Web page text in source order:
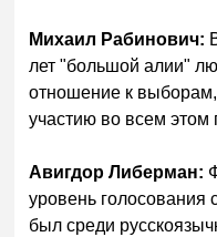
Михаил Рабинович:
лет "большой алии"
отношение к
участию во всем этом
Авигдор Либерман:
уровень голосования
был среди